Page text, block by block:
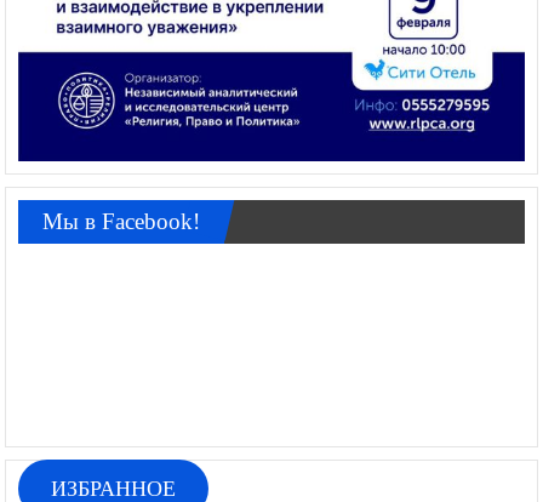
Мы в Facebook!
ИЗБРАННОЕ